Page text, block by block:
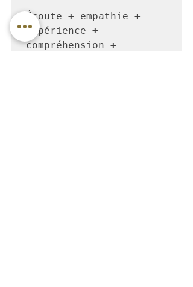
Écoute + empathie +
expérience +
compréhension +